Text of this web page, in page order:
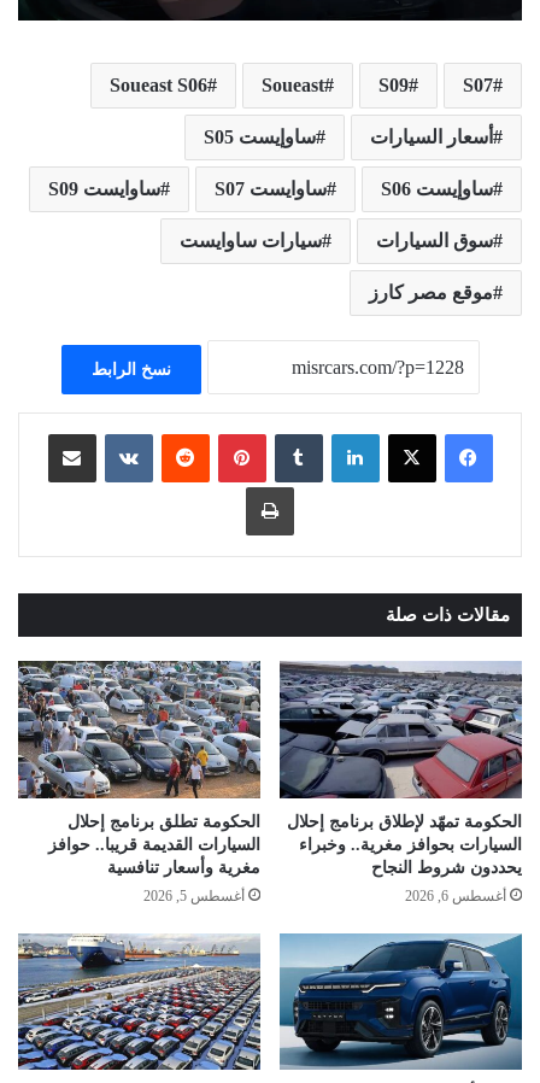
S07
S09
Soueast
Soueast S06
أسعار السيارات ساوإيست S05
ساوإيست S06 ساوايست S07 ساوايست S09
سوق السيارات سيارات ساوايست
موقع مصر كارز
نسخ الرابط
لينكدإن ‏Tumblr بينتيريست
‏Reddit
‏VKontakte مشاركة عبر البريد
طباعة
مقالات ذات صلة
الحكومة تمهّد لإطلاق برنامج إحلال
السيارات بحوافز مغرية.. وخبراء
يحددون شروط النجاح
أغسطس 6, 2026
الحكومة تطلق برنامج إحلال
السيارات القديمة قريبا.. حوافز
مغرية وأسعار تنافسية
أغسطس 5, 2026